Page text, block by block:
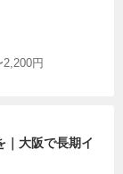
円
｜大阪で長期イ